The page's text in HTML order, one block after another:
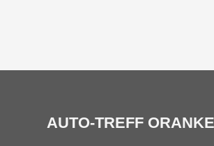
AUTO-TREFF